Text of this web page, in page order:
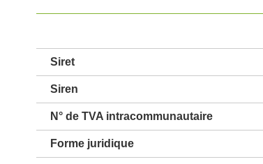
Siret
Siren
N° de TVA intracommunautaire
Forme juridique